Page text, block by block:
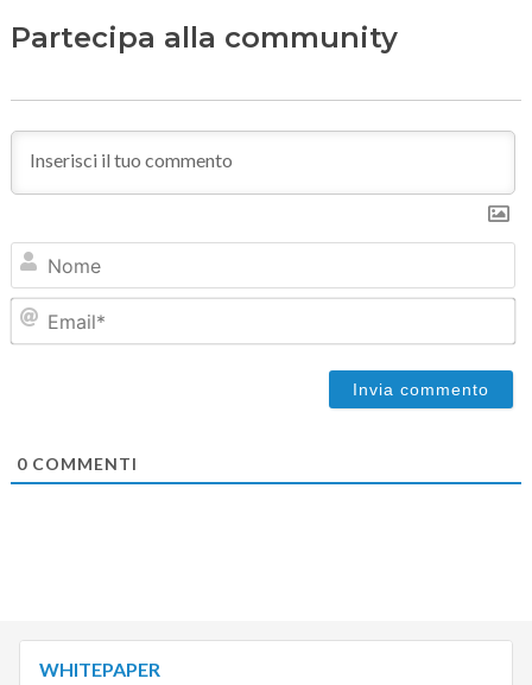
Partecipa alla community
0COMMENTI
WHITEPAPER